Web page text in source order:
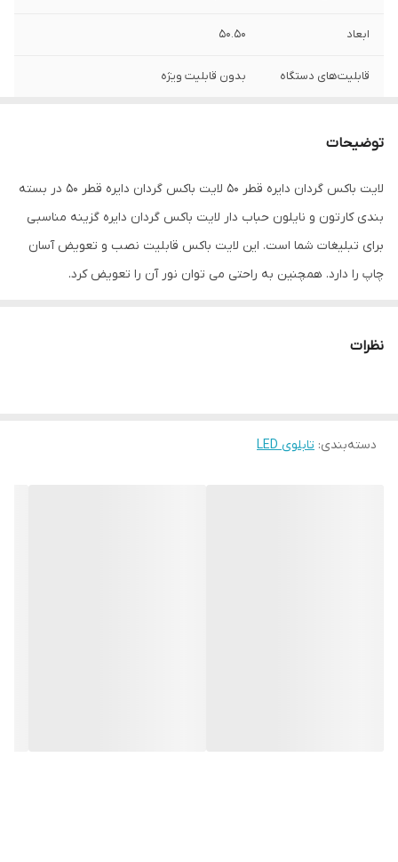
ابعاد 50.50
قابلیت‌های دستگاه بدون قابلیت ویژه
توضیحات
لایت باکس گردان دایره قطر 50 لایت باکس گردان دایره قطر 50 در بسته
بندی کارتون و نایلون حباب دار لایت باکس گردان دایره گزینه مناسبی
برای تبلیغات شما است. این لایت باکس قابلیت نصب و تعویض آسان
چاپ را دارد. همچنین به راحتی می توان نور آن را تعویض کرد.
نظرات
دسته‌بندی: تابلوی LED